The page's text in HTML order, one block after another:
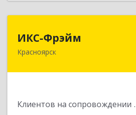
ИКС-Фрэйм
Красноярск
Клиентов на сопровождении
660077, Красноярский